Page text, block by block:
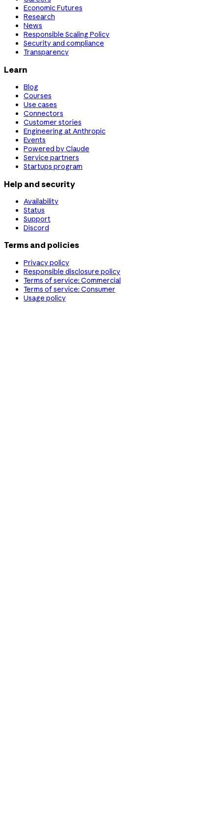
Economic Futures
Research
News
Responsible Scaling Policy
Security and compliance
Transparency
Learn
Blog
Courses
Use cases
Connectors
Customer stories
Engineering at Anthropic
Events
Powered by Claude
Service partners
Startups program
Help and security
Availability
Status
Support
Discord
Terms and policies
Privacy policy
Responsible disclosure policy
Terms of service: Commercial
Terms of service: Consumer
Usage policy